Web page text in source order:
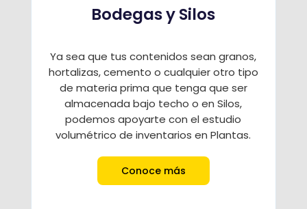
Bodegas y Silos
Ya sea que tus contenidos sean granos,
hortalizas, cemento o cualquier otro tipo
de materia prima que tenga que ser
almacenada bajo techo o en Silos,
podemos apoyarte con el estudio
volumétrico de inventarios en Plantas.
Conoce más